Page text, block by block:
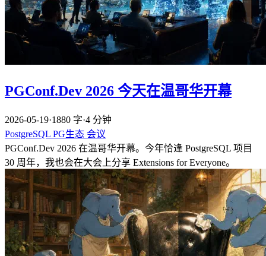
PGConf.Dev 2026 今天在温哥华开幕
2026-05-19·1880 字·4 分钟
PostgreSQL PG生态 会议
PGConf.Dev 2026 在温哥华开幕。今年恰逢 PostgreSQL 项目
30 周年，我也会在大会上分享 Extensions for Everyone。